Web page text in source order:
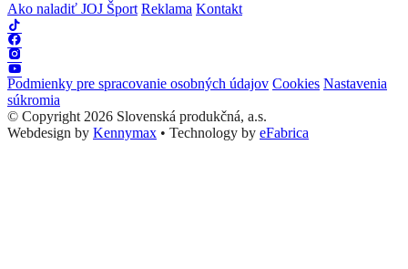
Ako naladiť JOJ Šport Reklama Kontakt
Podmienky pre spracovanie osobných údajov Cookies Nastavenia
súkromia
© Copyright 2026 Slovenská produkčná, a.s.
Webdesign by Kennymax • Technology by eFabrica